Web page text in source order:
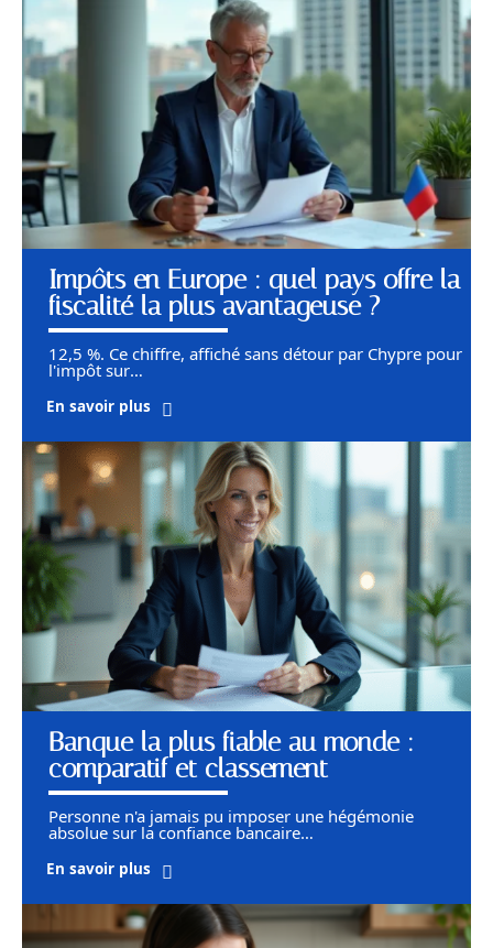
Impôts en Europe : quel pays offre la
fiscalité la plus avantageuse ?
12,5 %. Ce chiffre, affiché sans détour par Chypre pour
l'impôt sur…
En savoir plus
Banque la plus fiable au monde :
comparatif et classement
Personne n'a jamais pu imposer une hégémonie
absolue sur la confiance bancaire…
En savoir plus